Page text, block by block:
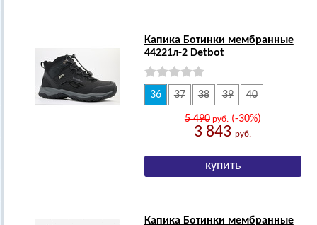
Капика Ботинки мембранные
44221л-2 Detbot
36 37 38 39 40
5 490руб.(-30%)
3 843руб.
Капика Ботинки мембранные